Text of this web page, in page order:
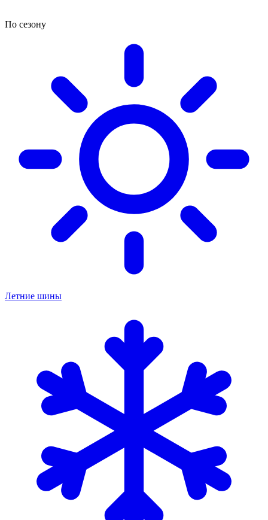
По сезону
Летние шины